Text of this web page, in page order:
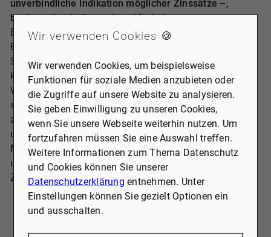
unverbindliche Indikation möglicher Zinssätze –,
basierend auf allgemeinen Marktdaten.
Bitte beachten Sie, dass individuelle Faktoren wie
Bonität, Eigenkapital und persönliche finanzielle
Situation auch zu deutlich besseren Konditionen führen
könnten.
Wir möchten ausdrücklich darauf hinweisen, dass wir
selbst keine persönliche Finanzierungsberatung
anbieten. Für maßgeschneiderte Konditionen und eine
umfassende Beratung wenden Sie sich bitte direkt an
MyBaufinanzierung - nutzen Sie jetzt die Vorteile eines
unabhängigen Finanzierungsberaters mit direktem
Zugang zu einer Vielzahl von Banken.
Wir verwenden Cookies 🍪
Wir verwenden Cookies, um beispielsweise
Funktionen für soziale Medien anzubieten oder
die Zugriffe auf unsere Website zu analysieren.
Sie geben Einwilligung zu unseren Cookies,
wenn Sie unsere Webseite weiterhin nutzen. Um
fortzufahren müssen Sie eine Auswahl treffen.
Weitere Informationen zum Thema Datenschutz
und Cookies können Sie unserer
Datenschutzerklärung entnehmen. Unter
Einstellungen können Sie gezielt Optionen ein
und ausschalten.